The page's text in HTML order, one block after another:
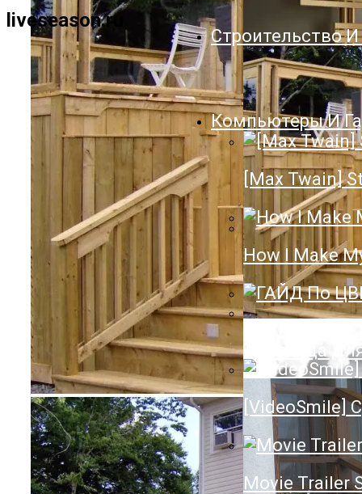
liveseason.ru
Нюансы
Строительство
Лестница
Компьютеры И
[Max Twain]
How I Make
[VideoSmile]
Movie Trailer